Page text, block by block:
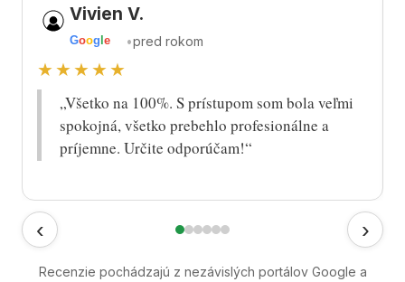
‹
Vivien V.
Goog le •pred rokom
★★★★★
„Všetko na 100%. S prístupom som bola veľmi
spokojná, všetko prebehlo profesionálne a
príjemne. Určite odporúčam!“
›
Recenzie pochádzajú z nezávislých portálov Google a